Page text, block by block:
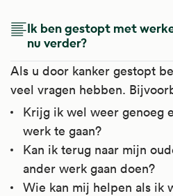
Ik ben gestopt met
nu verder?
Als u door kanker gestopt
veel vragen hebben.
Krijg ik wel weer genoeg
werk te gaan?
Kan ik terug naar mijn
ander werk gaan doen?
Wie kan mij helpen als ik